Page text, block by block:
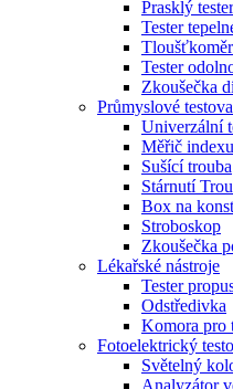
Prasklý tester
Tester
Tloušťkoměr
Tester
Zkoušečka
Průmyslové
Univerzální
Měřič
Sušící trouba
Stárnutí
Box na
Stroboskop
Zkoušečka
Lékařské nástroje
Tester
Odstředivka
Komora pro
Fotoelektrický
Světelný
Analyzátor